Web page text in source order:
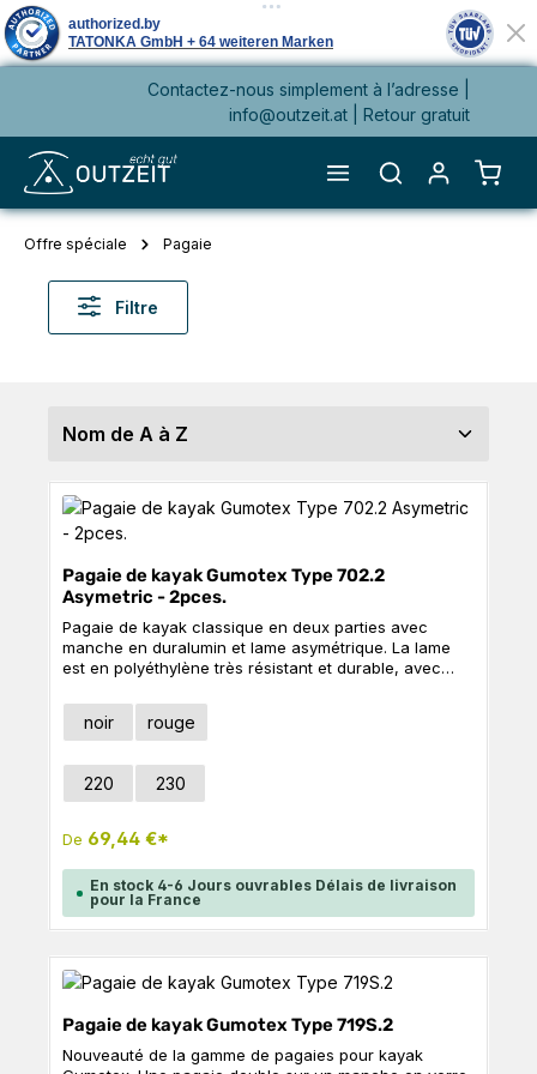
Contactez-nous simplement à l’adresse |
info@outzeit.at
| Retour gratuit
Le
Offre spéciale Pagaie
Filtre
Pagaie de kayak Gumotex Type 702.2
Asymetric - 2pces.
Pagaie de kayak classique en deux parties avec
manche en duralumin et lame asymétrique. La lame
est en polyéthylène très résistant et durable, avec
est particulièrement adaptée aux eaux vives.
Caractéristiques techniques 709 cm² Surface de la
(selon la taille)
Sélectionnez
Couleur
noir rouge
Sélectionnez
Longueur de la pagaie
220 230
De 69,44 €*
En stock 4-6 Jours ouvrables Délais de livraison
pour la France
Pagaie de kayak Gumotex Type 719S.2
Nouveauté de la gamme de pagaies pour kayak